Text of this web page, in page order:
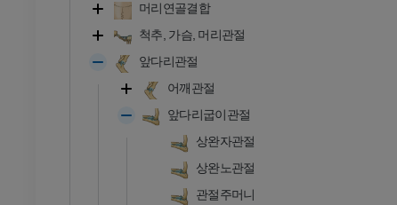
머리연골결합
척추, 가슴, 머리관절
앞다리관절
어깨관절
앞다리굽이관절
상완자관절
상완노관절
관절주머니